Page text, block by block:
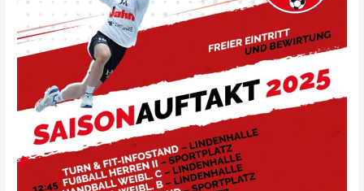
des
TSV
Wiernsheim